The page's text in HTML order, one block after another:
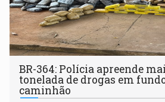
BR-364: Polícia apreende
tonelada de drogas em
caminhão